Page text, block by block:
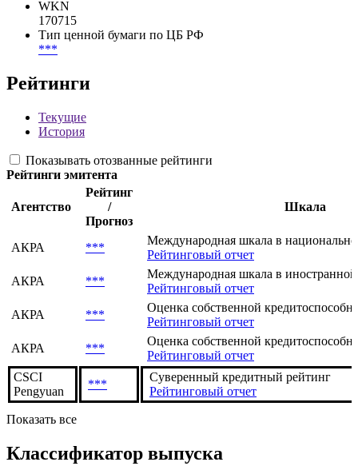
WKN
170715
Тип ценной бумаги по ЦБ РФ
***
Рейтинги
Текущие
История
Показывать отозванные рейтинги
Рейтинги эмитента
Агентство
Рейтинг
/
Прогноз
Шкала
АКРА ***
Международная шкала в
Рейтинговый отчет
АКРА
***
Международная шкала в
Рейтинговый отчет
АКРА
***
Оценка собственной
Рейтинговый отчет
АКРА
***
Оценка собственной
Рейтинговый отчет
CSCI
Pengyuan
***
Суверенный кредитный рейтинг
Рейтинговый отчет
Показать все
Классификатор выпуска